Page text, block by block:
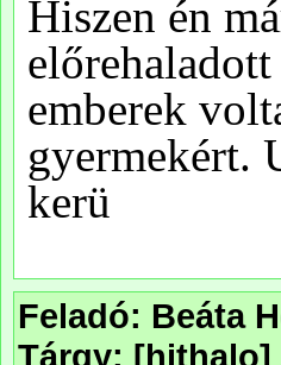
Feladó: Beáta
Tárgy: [hithalo]